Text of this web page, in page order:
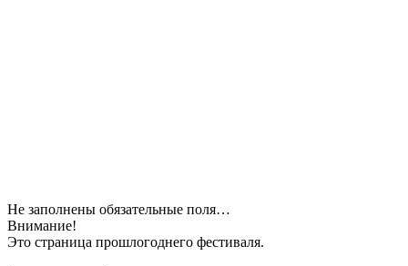
Не заполнены обязательные поля…
Внимание!
Это страница прошлогоднего фестиваля.